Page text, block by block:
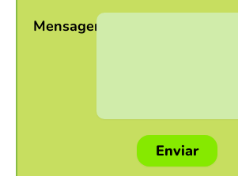
Mensagem:
Enviar